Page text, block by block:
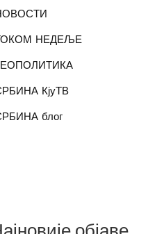
НЕДЕЉЕ
КјуТВ
блог